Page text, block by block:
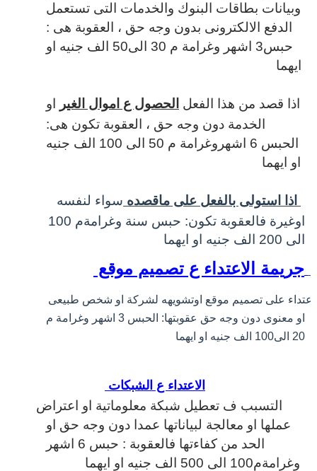
وبيانات بطاقات البنوك والخدمات التى تستعمل
الدفع الالكترونى بدون وجه حق ، العقوبة هى :
حبس3 اشهر وغرامة م 30 الى50 الف جنيه او
ايهما
اذا قصد من هذا الفعل الحصول ع اموال الغير
او
الخدمة دون وجه حق ، العقوبة تكون هى:
الحبس 6 اشهروغرامة م 50 الى 100 الف جنيه
او ايهما
اذا استولى بالفعل على ماقصده سواء لنفسه
اوغيرة فالعقوبة تكون: حبس سنة وغرامةم 100
الى 200 الف جنيه او ايهما
جريمة الاعتداء ع تصميم موقع
على تصميم موقع اوتشويهه لشركة او شخص طبيعى
او معنوى دون وجه حق عقوبتها: الحبس 3 اشهر وغرامة م
20 الى100 الف جنيه او ايهما
الاعتداء ع الشبكات
التسبب ف تعطيل شبكة معلوماتية او اعتراض
عملها او معالجة لبياناتها عمدا دون وجه حق او
الحد من كفاءتها فالعقوبة : حبس 6 اشهر
وغرامةم100 الى 500 الف جنيه او ايهما